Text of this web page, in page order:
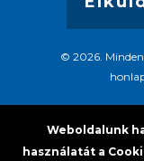
© 2026.
Weboldalunk
használatát a